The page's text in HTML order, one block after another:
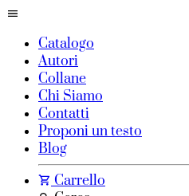
Catalogo
Autori
Collane
Chi Siamo
Contatti
Proponi un testo
Blog
Carrello